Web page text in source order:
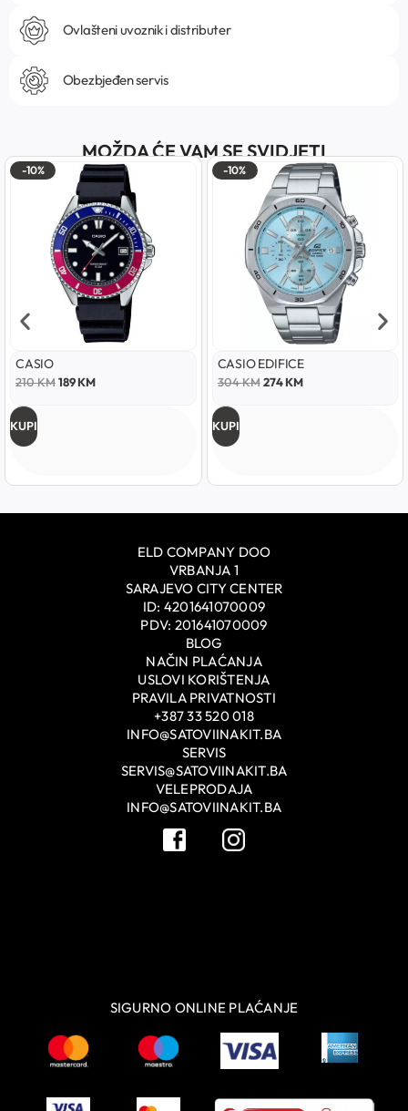
Ovlašteni uvoznik i distributer
Obezbjeđen servis
MOŽDA ĆE VAM SE SVIDJETI
-10%
CASIO
210KM189KM
KUPI
-10%
CASIO EDIFICE
304KM 274KM
KUPI
ELD COMPANY DOO
VRBANJA 1
SARAJEVO CITY CENTER
ID: 4201641070009
PDV: 201641070009
BLOG
NAČIN PLAĆANJA
USLOVI KORIŠTENJA
PRAVILA PRIVATNOSTI
+387 33 520 018
INFO@SATOVIINAKIT.BA
SERVIS
SERVIS@SATOVIINAKIT.BA
VELEPRODAJA
INFO@SATOVIINAKIT.BA
SIGURNO ONLINE PLAĆANJE